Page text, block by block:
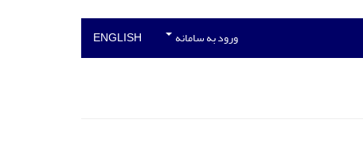
ورود به سامانه ENGLISH